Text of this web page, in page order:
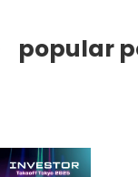
popular